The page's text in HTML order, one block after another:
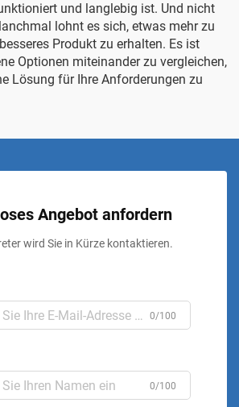
und langlebig ist. Und nicht
lohnt es sich, etwas mehr zu
Produkt zu erhalten. Es ist
Optionen miteinander zu vergleichen,
Lösung für Ihre Anforderungen zu
Angebot anfordern
wird Sie in Kürze kontaktieren.
0/100
0/100